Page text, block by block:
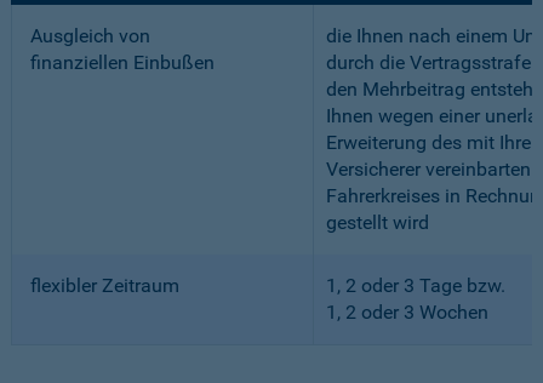
Ausgleich von
finanziellen Einbußen
die Ihnen nach einem
durch die Vertragsstrafe
den Mehrbeitrag
Ihnen wegen einer
Erweiterung des mit
Versicherer vereinbarten
Fahrerkreises in
gestellt wird
flexibler Zeitraum
1, 2 oder 3 Tage bzw.
1, 2 oder 3 Wochen